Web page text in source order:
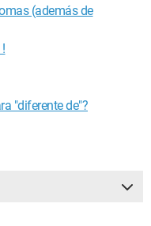
(además de
"diferente de"?